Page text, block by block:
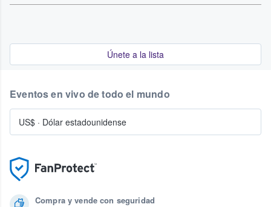
Únete a la lista
Compra y vende con seguridad
Eventos en vivo de todo el mundo
US$ · Dólar estadounidense